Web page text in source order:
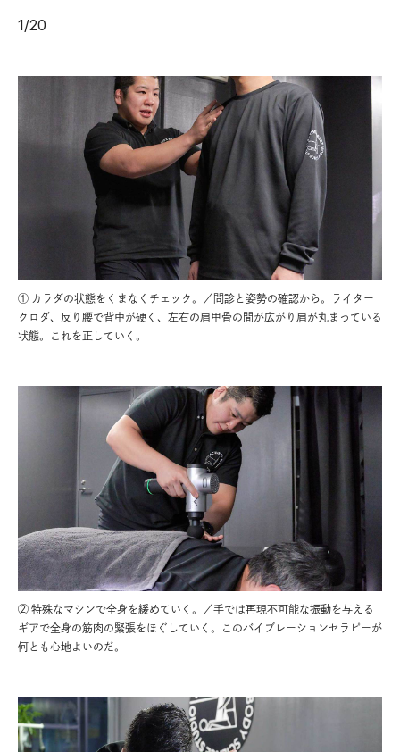
1/20
① カラダの状態をくまなくチェック。／問診と姿勢の確認から。ライター
クロダ、反り腰で背中が硬く、左右の肩甲骨の間が広がり肩が丸まっている
状態。これを正していく。
② 特殊なマシンで全身を緩めていく。／手では再現不可能な振動を与える
ギアで全身の筋肉の緊張をほぐしていく。このバイブレーションセラピーが
何とも心地よいのだ。